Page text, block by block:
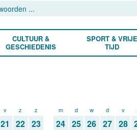
CULTUUR &
GESCHIEDENIS
SPORT & VRIJE
TIJD
v
21
z
22
z
23
m
24
d
25
w
26
d
27
v
28